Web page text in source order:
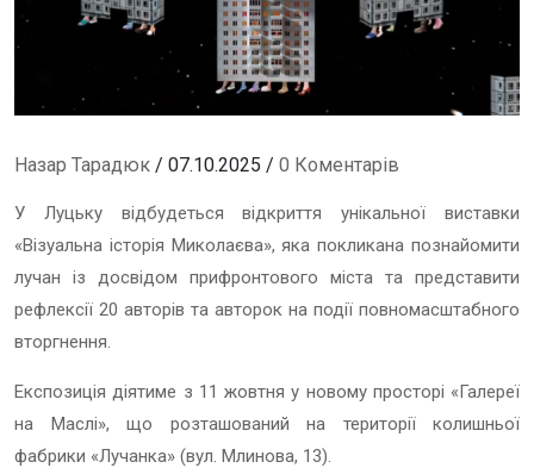
Назар Тарадюк / 07.10.2025 / 0 Коментарів
У Луцьку відбудеться відкриття унікальної виставки
«Візуальна історія Миколаєва», яка покликана познайомити
лучан із досвідом прифронтового міста та представити
рефлексії 20 авторів та авторок на події повномасштабного
вторгнення.
Експозиція діятиме з 11 жовтня у новому просторі «Галереї
на Маслі», що розташований на території колишньої
фабрики «Лучанка» (вул. Млинова, 13).